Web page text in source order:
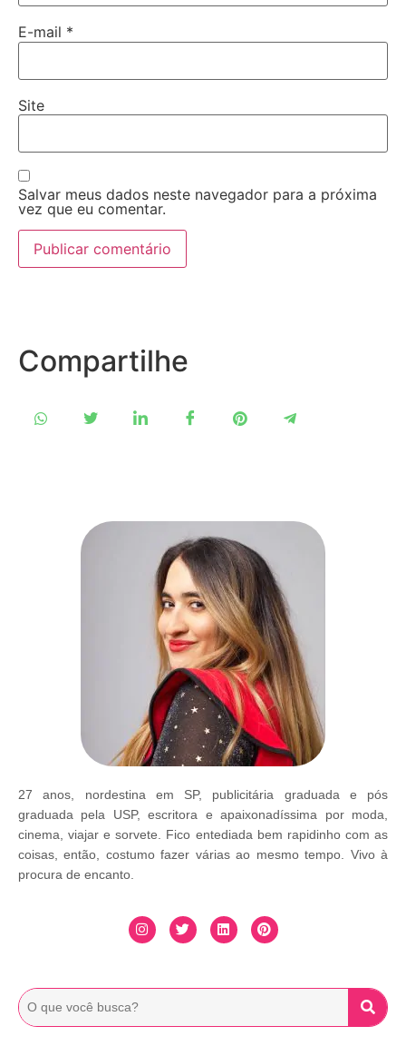
E-mail *
Site
Salvar meus dados neste navegador para a próxima
vez que eu comentar.
Compartilhe
27 anos, nordestina em SP, publicitária graduada e pós
graduada pela USP, escritora e apaixonadíssima por moda,
cinema, viajar e sorvete. Fico entediada bem rapidinho com as
coisas, então, costumo fazer várias ao mesmo tempo. Vivo à
procura de encanto.